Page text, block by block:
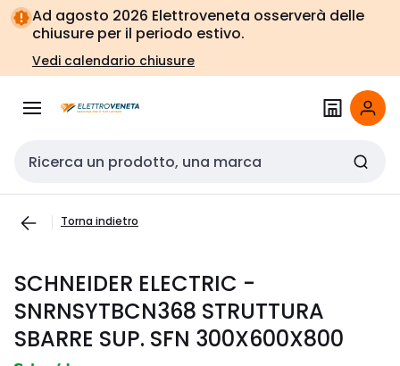
Vai alla
navigazione
Vai
alla
pagina
Ad agosto 2026 Elettroveneta osserverà delle
chiusure per il periodo estivo.
Vedi calendario chiusure
Cerca input
Torna indietro
SCHNEIDER ELECTRIC -
SNRNSYTBCN368 STRUTTURA
SBARRE SUP. SFN 300X600X800